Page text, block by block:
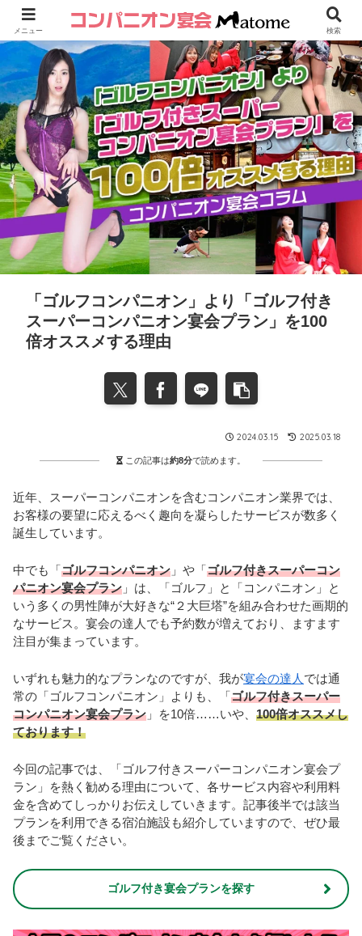
「ゴルフコンパニオン」より「ゴルフ付き
スーパーコンパニオン宴会プラン」を100
倍オススメする理由
2024.03.15 2025.03.18
この記事は約8分で読めます。
近年、スーパーコンパニオンを含むコンパニオン業界では、
お客様の要望に応えるべく趣向を凝らしたサービスが数多く
誕生しています。
中でも「ゴルフコンパニオン 」や「ゴルフ付きスーパーコン
パニオン宴会プラン 」は、「ゴルフ」と「コンパニオン」と
いう多くの男性陣が大好きな“２大巨塔”を組み合わせた画期的
なサービス。宴会の達人でも予約数が増えており、ますます
注目が集まっています。
いずれも魅力的なプランなのですが、我が宴会の達人 では通
常の「ゴルフコンパニオン」よりも、「ゴルフ付きスーパー
コンパニオン宴会プラン 」を10倍……いや、 100倍オススメし
ております！
今回の記事では、「ゴルフ付きスーパーコンパニオン宴会プ
ラン」を熱く勧める理由について、各サービス内容や利用料
金を含めてしっかりお伝えしていきます。記事後半では該当
プランを利用できる宿泊施設も紹介していますので、ぜひ最
後までご覧ください。
ゴルフ付き宴会プランを探す
メニュー 検索